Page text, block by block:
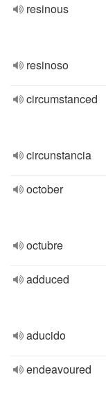
resinous
resinoso
circumstanced
circunstancia
october
octubre
adduced
aducido
endeavoured